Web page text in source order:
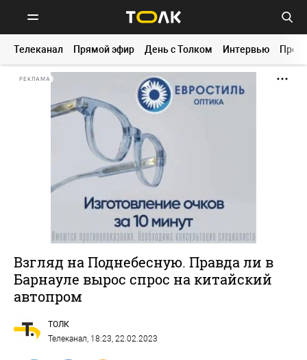
Телеканал Прямой эфир День с Толком Интервью
РЕКЛАМА
Взгляд на Поднебесную. Правда ли в
Барнауле вырос спрос на китайский
автопром
ТОЛК
Телеканал, 18:23, 22.02.2023